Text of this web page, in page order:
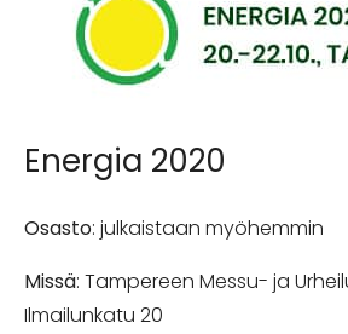
Energia 2020
Osasto: julkaistaan myöhemmin
Missä: Tampereen Messu- ja
Ilmailunkatu 20